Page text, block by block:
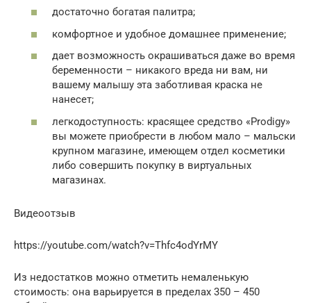
достаточно богатая палитра;
комфортное и удобное домашнее применение;
дает возможность окрашиваться даже во время
беременности – никакого вреда ни вам, ни
вашему малышу эта заботливая краска не
нанесет;
легкодоступность: красящее средство «Prodigy»
вы можете приобрести в любом мало – мальски
крупном магазине, имеющем отдел косметики
либо совершить покупку в виртуальных
магазинах.
Видеоотзыв
https://youtube.com/watch?v=Thfc4odYrMY
Из недостатков можно отметить немаленькую
стоимость: она варьируется в пределах 350 – 450